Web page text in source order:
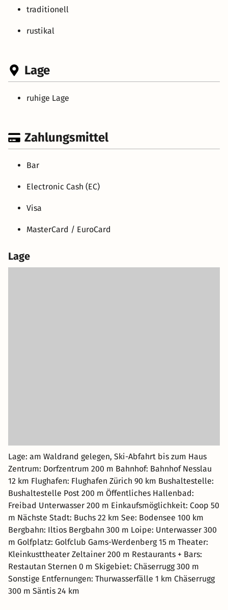
traditionell
rustikal
Lage
ruhige Lage
Zahlungsmittel
Bar
Electronic Cash (EC)
Visa
MasterCard / EuroCard
Lage
Lage: am Waldrand gelegen, Ski-Abfahrt bis zum Haus
Zentrum: Dorfzentrum 200 m Bahnhof: Bahnhof Nesslau
12 km Flughafen: Flughafen Zürich 90 km Bushaltestelle:
Bushaltestelle Post 200 m Öffentliches Hallenbad:
Freibad Unterwasser 200 m Einkaufsmöglichkeit: Coop 50
m Nächste Stadt: Buchs 22 km See: Bodensee 100 km
Bergbahn: Iltios Bergbahn 300 m Loipe: Unterwasser 300
m Golfplatz: Golfclub Gams-Werdenberg 15 m Theater:
Kleinkusttheater Zeltainer 200 m Restaurants + Bars:
Restautan Sternen 0 m Skigebiet: Chäserrugg 300 m
Sonstige Entfernungen: Thurwasserfälle 1 km Chäserrugg
300 m Säntis 24 km